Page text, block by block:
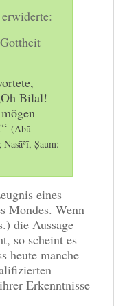
Bilāl!
(Abū
Ṣaum:
eines
Mondes. Wenn
die Aussage
so scheint es
heute manche
Erkenntnisse